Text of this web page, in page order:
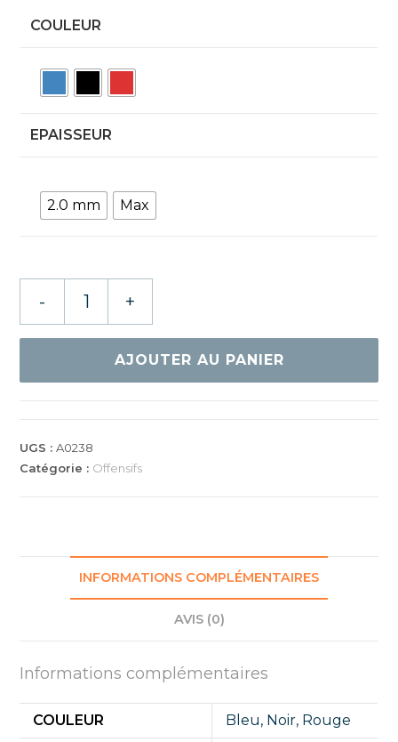
COULEUR
EPAISSEUR
2.0 mm Max
- +
AJOUTER AU PANIER
UGS :A0238
Catégorie : Offensifs
INFORMATIONS COMPLÉMENTAIRES
AVIS (0)
Informations complémentaires
COULEUR Bleu, Noir, Rouge